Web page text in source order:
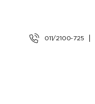
011/2100-725